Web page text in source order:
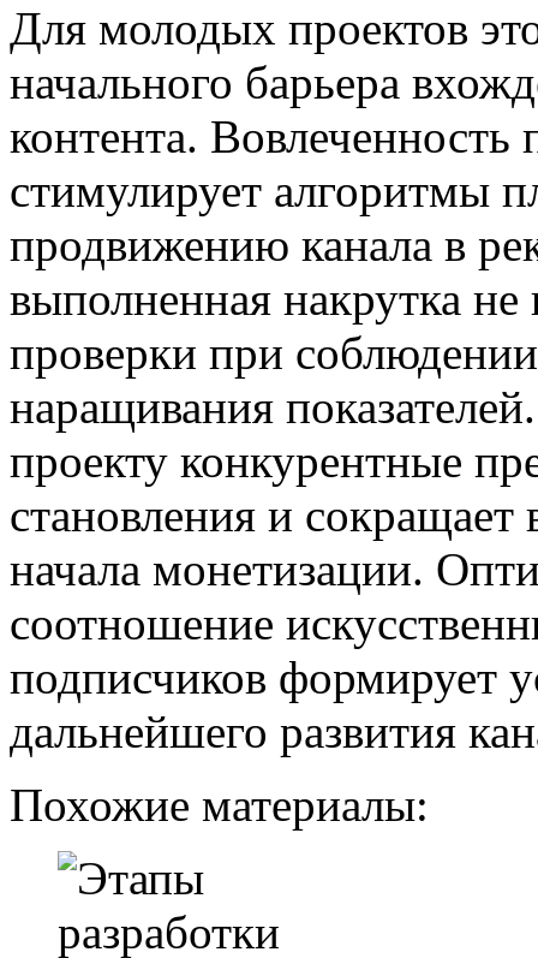
Для молодых проектов
начального барьера
контента. Вовлеченность
стимулирует алгоритмы
продвижению канала в
выполненная накрутка
проверки при
наращивания
проекту конкурентные
становления и
начала монетизации.
соотношение
подписчиков формирует
дальнейшего развития
Похожие материалы: